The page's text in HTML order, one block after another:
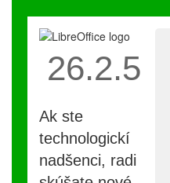
26.2.5
Ak ste
technologickí
nadšenci, radi